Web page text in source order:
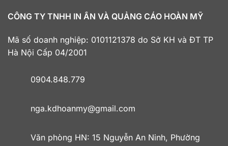
CÔNG TY TNHH IN ẤN VÀ QUẢNG CÁO HOÀN MỸ
Mã số doanh nghiệp: 0101121378 do Sở KH và ĐT TP
Hà Nội Cấp 04/2001
0904.848.779
nga.kdhoanmy@gmail.com
Văn phòng HN: 15 Nguyễn An Ninh, Phường